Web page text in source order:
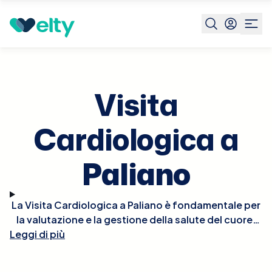
Prenota visita Paliano
Visita
Cardiologica a
Paliano
La Visita Cardiologica a Paliano è fondamentale per
la valutazione e la gestione della salute del cuore.
Durante la visita, il cardiologo effettuerà un esame
Leggi di più